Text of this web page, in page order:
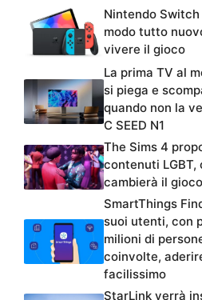
Nintendo Switch
modo tutto
vivere il gioco
La prima TV al
si piega e
quando non la
C SEED N1
The Sims 4
contenuti LGBT,
cambierà il
SmartThings
suoi utenti, con
milioni di
coinvolte,
facilissimo
StarLink verrà